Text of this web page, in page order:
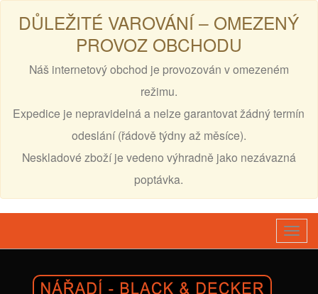
DŮLEŽITÉ VAROVÁNÍ – OMEZENÝ
PROVOZ OBCHODU
Náš internetový obchod je provozován v omezeném
režimu.
Expedice je nepravidelná a nelze garantovat žádný termín
odeslání (řádově týdny až měsíce).
Neskladové zboží je vedeno výhradně jako nezávazná
poptávka.